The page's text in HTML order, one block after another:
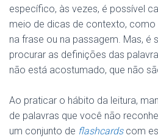
específico, às vezes, é possível
meio de dicas de contexto, como
na frase ou na passagem. Mas, é
procurar as definições das
não está acostumado, que não
Ao praticar o hábito da leitura,
de palavras que você não
um conjunto de flashcardscom